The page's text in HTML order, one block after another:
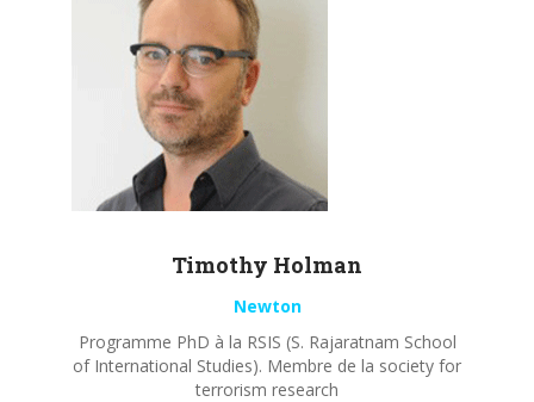
Timothy Holman
Newton
Programme PhD à la RSIS (S. Rajaratnam School
of International Studies). Membre de la society for
terrorism research